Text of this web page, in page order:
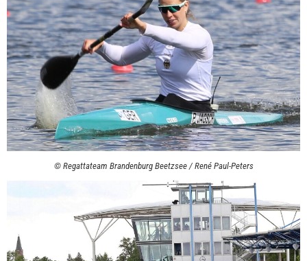
© Regattateam Brandenburg Beetzsee / René Paul-Peters